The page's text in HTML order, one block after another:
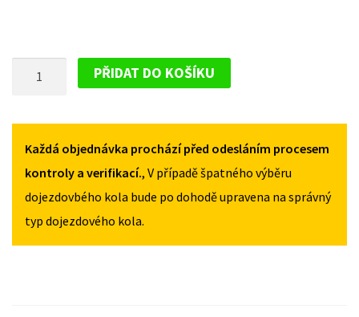
MERCEDES
SPRINTER
2011-
2018
MNOŽSTVÍ
PŘIDAT DO KOŠÍKU
Každá objednávka prochází před odesláním procesem
kontroly a verifikací., V případě špatného výběru
dojezdovbého kola bude po dohodě upravena na správný
typ dojezdového kola.